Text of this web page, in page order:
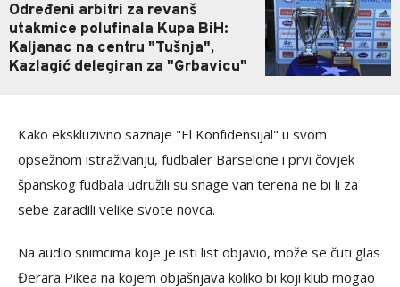
Određeni arbitri za revanš
utakmice polufinala Kupa BiH:
Kaljanac na centru "Tušnja",
Kazlagić delegiran za "Grbavicu"
Kako ekskluzivno saznaje "El Konfidensijal" u svom
opsežnom istraživanju, fudbaler Barselone i prvi čovjek
španskog fudbala udružili su snage van terena ne bi li za
sebe zaradili velike svote novca.
Na audio snimcima koje je isti list objavio, može se čuti glas
Đerara Pikea na kojem objašnjava koliko bi koji klub mogao